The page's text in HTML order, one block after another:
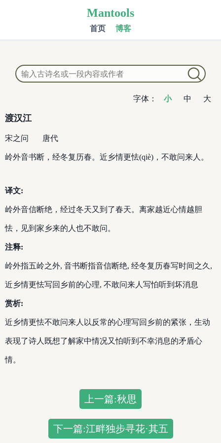
Mantools
首页 博客
字体： 小 中 大
渡汉江
宋之问 唐代
岭外音书断，经冬复历春。近乡情更怯(qiè)，不敢问来人。
译文:
岭外音信断绝，经过冬天又到了春天。离家越近心情越胆
怯，见到家乡来的人也不敢问。
注释:
岭外指五岭之外, 音书断指音信断绝, 经冬复历春写时间之久,
近乡情更怯写回乡前的心理, 不敢问来人写怕听到坏消息
赏析:
近乡情更怯不敢问来人以反常的心理写回乡前的紧张，生动
表现了诗人既想了解家中情况又怕听到不幸消息的矛盾心
情。
上一篇:秋思
下一篇:江畔独步寻花·其五